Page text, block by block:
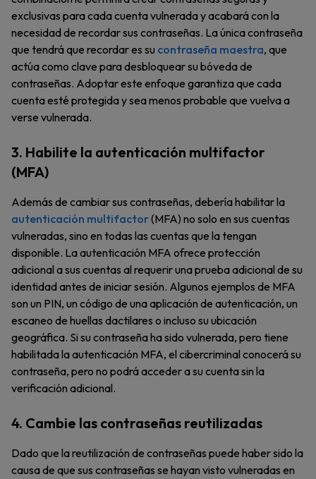
exclusivas para cada cuenta vulnerada y acabará con la
necesidad de recordar sus contraseñas. La única contraseña
que tendrá que recordar es su contraseña maestra, que
actúa como clave para desbloquear su bóveda de
contraseñas. Adoptar este enfoque garantiza que cada
cuenta esté protegida y sea menos probable que vuelva a
verse vulnerada.
3. Habilite la autenticación multifactor
(MFA)
Además de cambiar sus contraseñas, debería habilitar la
autenticación multifactor(MFA) no solo en sus cuentas
vulneradas, sino en todas las cuentas que la tengan
disponible. La autenticación MFA ofrece protección
adicional a sus cuentas al requerir una prueba adicional de su
identidad antes de iniciar sesión. Algunos ejemplos de MFA
son un PIN, un código de una aplicación de autenticación, un
escaneo de huellas dactilares o incluso su ubicación
geográfica. Si su contraseña ha sido vulnerada, pero tiene
habilitada la autenticación MFA, el cibercriminal conocerá su
contraseña, pero no podrá acceder a su cuenta sin la
verificación adicional.
4. Cambie las contraseñas reutilizadas
Dado que la reutilización de contraseñas puede haber sido la
causa de que sus contraseñas se hayan visto vulneradas en